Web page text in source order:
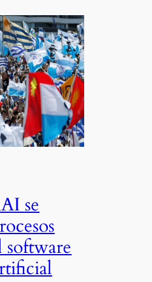
se
software